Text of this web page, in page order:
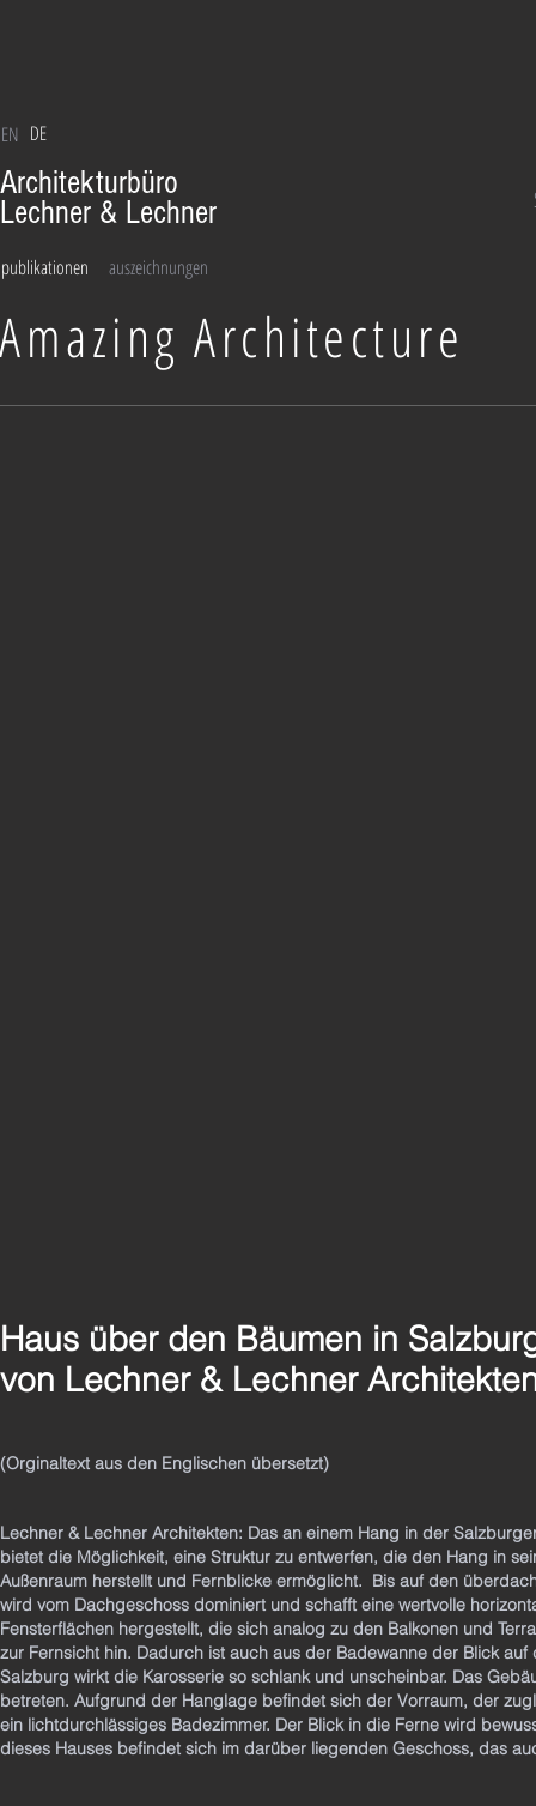
EN DE
Architekturbüro
Lechner & Lechner
publikationen auszeichnungen
Haus über den Bäumen in
von Lechner & Lechner
(Orginaltext aus den Englischen übersetzt)
Lechner & Lechner Architekten: Das an einem Hang in der
bietet die Möglichkeit, eine Struktur zu entwerfen, die den Hang in
Außenraum herstellt und Fernblicke ermöglicht. ​ Bis auf den
wird vom Dachgeschoss dominiert und schafft eine wertvolle
Fensterflächen hergestellt, die sich analog zu den Balkonen und
zur Fernsicht hin. Dadurch ist auch aus der Badewanne der Blick
Salzburg wirkt die Karosserie so schlank und unscheinbar. Das
betreten. Aufgrund der Hanglage befindet sich der Vorraum, der
ein lichtdurchlässiges Badezimmer. Der Blick in die Ferne wird
dieses Hauses befindet sich im darüber liegenden Geschoss, das
Amazing Architecture